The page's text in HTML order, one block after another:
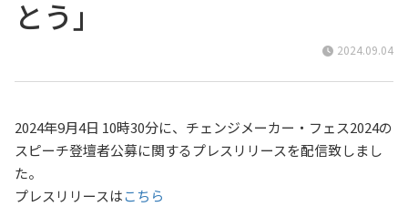
とう」
2024.09.04
2024年9月4日 10時30分に、チェンジメーカー・フェス2024の
スピーチ登壇者公募に関するプレスリリースを配信致しまし
た。
プレスリリースはこちら